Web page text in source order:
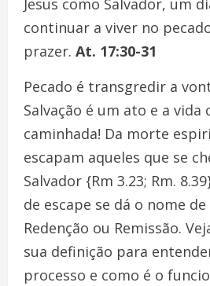
Jesus como Salvador, um
continuar a viver no
prazer. At. 17:30-31
Pecado é transgredir a
Salvação é um ato e a vida
caminhada! Da morte
escapam aqueles que se
Salvador {Rm 3.23; Rm.
de escape se dá o nome de
Redenção ou Remissão.
sua definição para
processo e como é o